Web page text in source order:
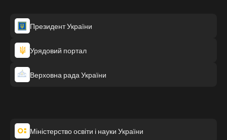
Президент України
Урядовий портал
Верховна рада України
Міністерство освіти і науки України